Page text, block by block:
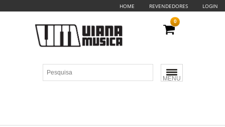
HOME REVENDEDORES LOGIN
MENU
0